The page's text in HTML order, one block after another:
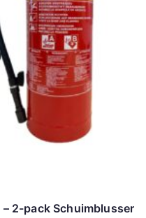
2-pack Schuimblusser